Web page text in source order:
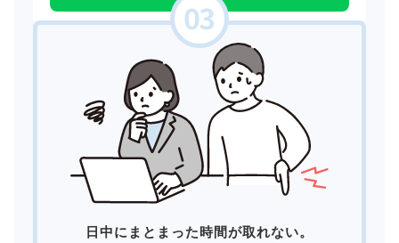
日中にまとまった時間が取れない。